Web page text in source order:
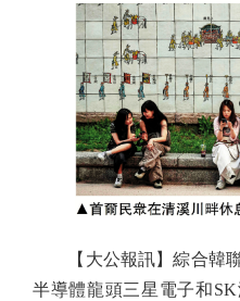
【大公報訊】綜合韓聯
半導體龍頭三星電子和